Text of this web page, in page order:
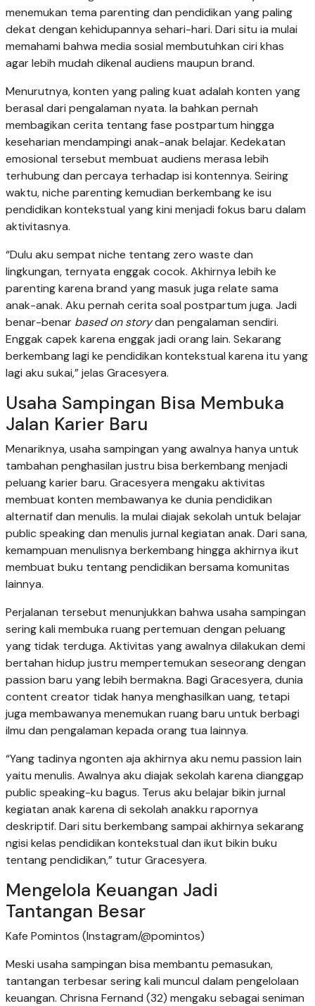
menemukan tema parenting dan pendidikan yang paling
dekat dengan kehidupannya sehari-hari. Dari situ ia mulai
memahami bahwa media sosial membutuhkan ciri khas
agar lebih mudah dikenal audiens maupun brand.
Menurutnya, konten yang paling kuat adalah konten yang
berasal dari pengalaman nyata. Ia bahkan pernah
membagikan cerita tentang fase postpartum hingga
keseharian mendampingi anak-anak belajar. Kedekatan
emosional tersebut membuat audiens merasa lebih
terhubung dan percaya terhadap isi kontennya. Seiring
waktu, niche parenting kemudian berkembang ke isu
pendidikan kontekstual yang kini menjadi fokus baru dalam
aktivitasnya.
“Dulu aku sempat niche tentang zero waste dan
lingkungan, ternyata enggak cocok. Akhirnya lebih ke
parenting karena brand yang masuk juga relate sama
anak-anak. Aku pernah cerita soal postpartum juga. Jadi
benar-benar based on storydan pengalaman sendiri.
Enggak capek karena enggak jadi orang lain. Sekarang
berkembang lagi ke pendidikan kontekstual karena itu yang
lagi aku sukai,” jelas Gracesyera.
Usaha Sampingan Bisa Membuka
Jalan Karier Baru
Menariknya, usaha sampingan yang awalnya hanya untuk
tambahan penghasilan justru bisa berkembang menjadi
peluang karier baru. Gracesyera mengaku aktivitas
membuat konten membawanya ke dunia pendidikan
alternatif dan menulis. Ia mulai diajak sekolah untuk belajar
public speaking dan menulis jurnal kegiatan anak. Dari sana,
kemampuan menulisnya berkembang hingga akhirnya ikut
membuat buku tentang pendidikan bersama komunitas
lainnya.
Perjalanan tersebut menunjukkan bahwa usaha sampingan
sering kali membuka ruang pertemuan dengan peluang
yang tidak terduga. Aktivitas yang awalnya dilakukan demi
bertahan hidup justru mempertemukan seseorang dengan
passion baru yang lebih bermakna. Bagi Gracesyera, dunia
content creator tidak hanya menghasilkan uang, tetapi
juga membawanya menemukan ruang baru untuk berbagi
ilmu dan pengalaman kepada orang tua lainnya.
“Yang tadinya ngonten aja akhirnya aku nemu passion lain
yaitu menulis. Awalnya aku diajak sekolah karena dianggap
public speaking-ku bagus. Terus aku belajar bikin jurnal
kegiatan anak karena di sekolah anakku rapornya
deskriptif. Dari situ berkembang sampai akhirnya sekarang
ngisi kelas pendidikan kontekstual dan ikut bikin buku
tentang pendidikan,” tutur Gracesyera.
Mengelola Keuangan Jadi
Tantangan Besar
Kafe Pomintos (Instagram/@pomintos)
Meski usaha sampingan bisa membantu pemasukan,
tantangan terbesar sering kali muncul dalam pengelolaan
keuangan. Chrisna Fernand (32) mengaku sebagai seniman